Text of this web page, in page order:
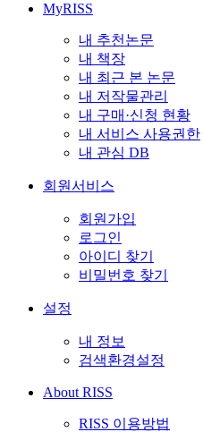
MyRISS
내 추천논문
내 책장
내 최근 본 논문
내 저작물관리
내 구매·신청 현황
내 서비스 사용권한
내 관심 DB
회원서비스
회원가입
로그인
아이디 찾기
비밀번호 찾기
설정
내 정보
검색환경설정
About RISS
RISS 이용방법